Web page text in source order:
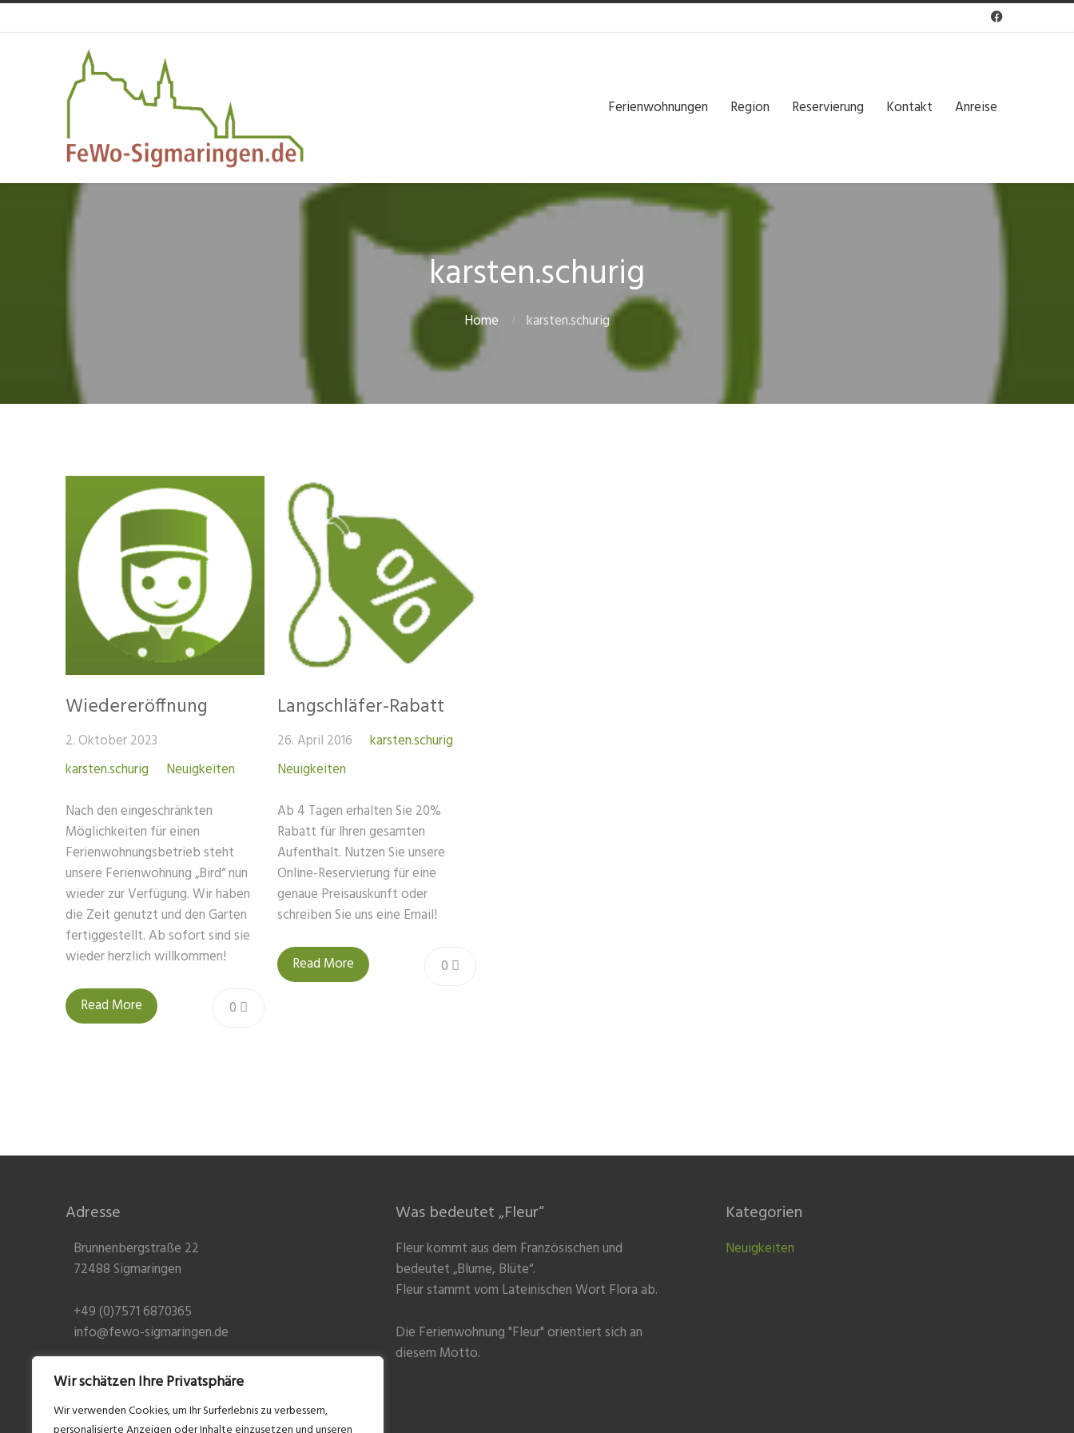
Wir schätzen Ihre Privatsphäre
Wir verwenden Cookies, um Ihr Surferlebnis zu verbessern,

Ferienwohnungen Region Reservierung Kontakt Anreise
karsten.schurig
Home karsten.schurig
Wiedereröffnung
2. Oktober 2023
karsten.schurig
Neuigkeiten
Nach den eingeschränkten
Möglichkeiten für einen
Ferienwohnungsbetrieb steht
unsere Ferienwohnung „Bird“ nun
wieder zur Verfügung. Wir haben
die Zeit genutzt und den Garten
fertiggestellt. Ab sofort sind sie
wieder herzlich willkommen!
0
Read More
Langschläfer-Rabatt
26. April 2016
karsten.schurig
Neuigkeiten
Ab 4 Tagen erhalten Sie 20%
Rabatt für Ihren gesamten
Aufenthalt. Nutzen Sie unsere
Online-Reservierung für eine
genaue Preisauskunft oder
schreiben Sie uns eine Email!
0
Read More
Adresse
Brunnenbergstraße 22
72488 Sigmaringen
+49 (0)7571 6870365
info@fewo-sigmaringen.de
Was bedeutet „Fleur“
Fleur kommt aus dem Französischen und
bedeutet „Blume, Blüte“.
Fleur stammt vom Lateinischen Wort Flora ab.
Die Ferienwohnung "Fleur" orientiert sich an
diesem Motto.
Kategorien
Neuigkeiten